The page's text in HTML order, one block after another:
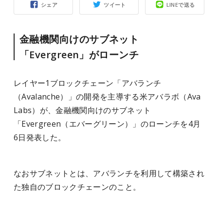
シェア ツイート LINEで送る
金融機関向けのサブネット
「Evergreen」がローンチ
レイヤー1ブロックチェーン「アバランチ
（Avalanche）」の開発を主導する米アバラボ（Ava
Labs）が、金融機関向けのサブネット
「Evergreen（エバーグリーン）」のローンチを4月
6日発表した。
なおサブネットとは、アバランチを利用して構築され
た独自のブロックチェーンのこと。